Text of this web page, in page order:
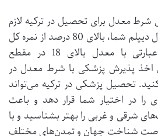
معدل برای تحصیل در ترکیه لازم
است به‌طور میانگین معدل دیپلم شما، بالای 80 درصد از نمره کل
دیپلم باشد، یعنی به عبارتی با معدل بالای 18 در مقطع
اخذ پذیرش پزشکی با شرط معدل در
کنید. تحصیل پزشکی در ترکیه می‌تواند
را در اختیار شما قرار دهد و باعث
شرقی و غربی را بهتر بشناسید و با
فرصت شناخت جهان و تمدن‌های مختلف